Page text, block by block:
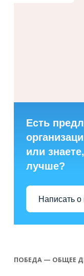
Есть
или
лучше?
Написать
ПОБЕДА — ОБЩЕЕ